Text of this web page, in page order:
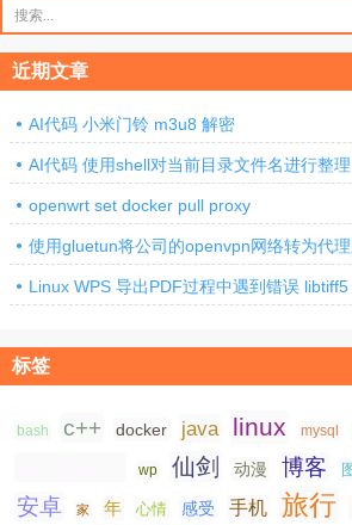
索：
近期文章
AI代码 小米门铃 m3u8 解密
AI代码 使用shell对当前目录文件名进行整理
openwrt set docker pull proxy
使用gluetun将公司的openvpn网络转为代
Linux WPS 导出PDF过程中遇到错误 libtiff5
标签
bash c++ docker java linux mysql
wp 仙剑 动漫 博客
安卓 家 年 心情 感受 手机 旅行